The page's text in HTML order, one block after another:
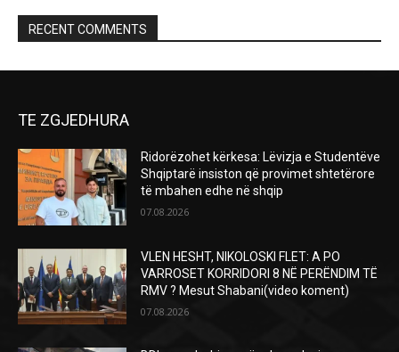
RECENT COMMENTS
TE ZGJEDHURA
Ridorëzohet kërkesa: Lëvizja e Studentëve
Shqiptarë insiston që provimet shtetërore
të mbahen edhe në shqip
07.08.2026
VLEN HESHT, NIKOLOSKI FLET: A PO
VARROSET KORRIDORI 8 NË PERËNDIM TË
RMV ? Mesut Shabani(video koment)
07.08.2026